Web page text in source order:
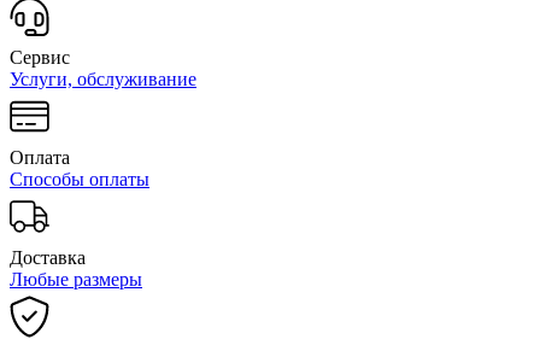
Сервис
Услуги, обслуживание
Оплата
Способы оплаты
Доставка
Любые размеры